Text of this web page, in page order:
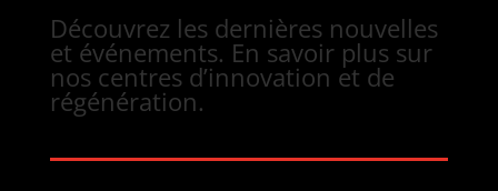
Découvrez les dernières nouvelles
et événements. En savoir plus sur
nos centres d’innovation et de
régénération.